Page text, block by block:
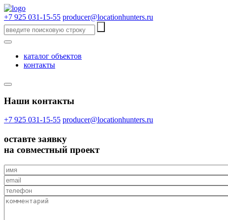
+7 925 031-15-55 producer@locationhunters.ru
каталог объектов
контакты
Наши контакты
+7 925 031-15-55 producer@locationhunters.ru
оставте заявку
на совместный проект